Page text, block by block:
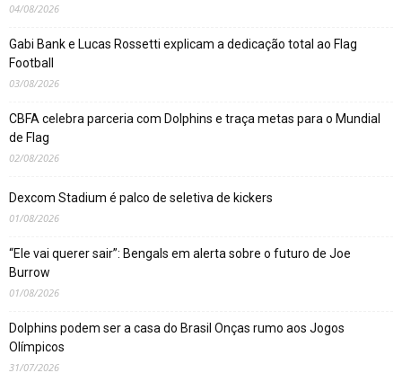
04/08/2026
Gabi Bank e Lucas Rossetti explicam a dedicação total ao Flag
Football
03/08/2026
CBFA celebra parceria com Dolphins e traça metas para o Mundial
de Flag
02/08/2026
Dexcom Stadium é palco de seletiva de kickers
01/08/2026
“Ele vai querer sair”: Bengals em alerta sobre o futuro de Joe
Burrow
01/08/2026
Dolphins podem ser a casa do Brasil Onças rumo aos Jogos
Olímpicos
31/07/2026